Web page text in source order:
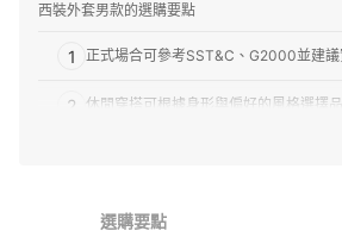
西裝外套男款的選購要點
1 正式場合可參考SST&C、G2000並建
2 休閒穿搭可根據身形與偏好的風格選擇
選購要點